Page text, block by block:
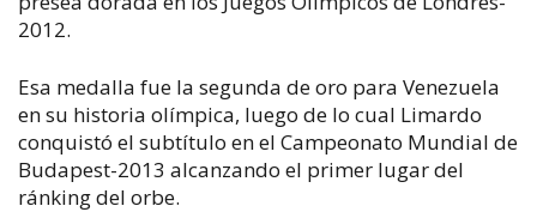
2012.
Esa medalla fue la segunda de oro para Venezuela
en su historia olímpica, luego de lo cual Limardo
conquistó el subtítulo en el Campeonato Mundial de
Budapest-2013 alcanzando el primer lugar del
ránking del orbe.